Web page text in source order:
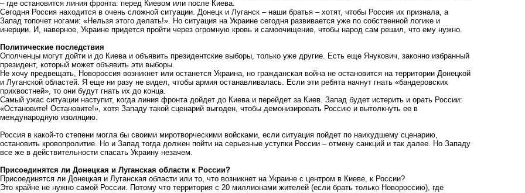
– где остановится линия фронта: перед Киевом или после Киева.
Сегодня Россия находится в очень сложной ситуации. Донецк и Луганск – наши братья – хотят, чтобы Россия их признала, а
Запад топочет ногами: «Нельзя этого делать!». Но ситуация на Украине сегодня развивается уже по собственной логике и
инерции. И, наверное, Украине придется пройти через огромную кровь и самоочищение, чтобы народ сам решил, что ему нужно.
Политические последствия
Ополченцы могут дойти и до Киева и объявить президентские выборы, только уже другие. Есть еще Янукович, законно избранный
президент, который может объявить эти выборы.
Не хочу предвещать, Новороссия возникнет или останется Украина, но гражданская война не остановится на территории Донецкой
и Луганской областей. Я еще ни разу не видел, чтобы армия останавливалась. Если эти ребята начнут гнать «бандеровских
прихвостней», то они будут гнать их до конца.
Самый ужас ситуации наступит, когда линия фронта дойдет до Киева и перейдет за Киев. Запад будет истерить и орать России:
«Остановите! Остановите!», хотя Западу такой сценарий выгоден, чтобы демонизировать Россию и вытолкнуть ее в
международную изоляцию.
Россия в какой-то степени могла бы своими миротворческими войсками, если ситуация пойдет по наихудшему сценарию,
остановить кровопролитие. Но и Запад тогда должен пойти на серьезные уступки России – отмену санкций и так далее. Но Западу
все же в действительности спасать Украину незачем.
Присоединятся ли Донецкая и Луганская области к России?
Присоединятся ли Донецкая и Луганская области или то, что возникнет на Украине с центром в Киеве, к России?
Это крайне не нужно самой России. Потому что территория с 20 миллионами жителей (если брать только Новороссию), где